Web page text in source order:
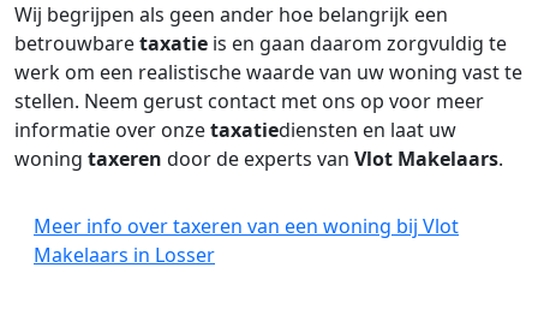
Wij begrijpen als geen ander hoe belangrijk een
betrouwbaretaxatie is en gaan daarom zorgvuldig te
werk om een realistische waarde van uw woning vast te
stellen. Neem gerust contact met ons op voor meer
informatie over onzetaxatiediensten en laat uw
woning taxeren door de experts van Vlot Makelaars.
Meer info over taxeren van een woning bij Vlot
Makelaars in Losser